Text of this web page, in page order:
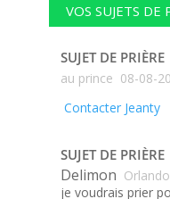
VOS SUJETS
SUJET DE PRIÈRE
au prince 08-08-
Contacter Jeanty
SUJET DE PRIÈRE
Delimon Orlando
je voudrais prier